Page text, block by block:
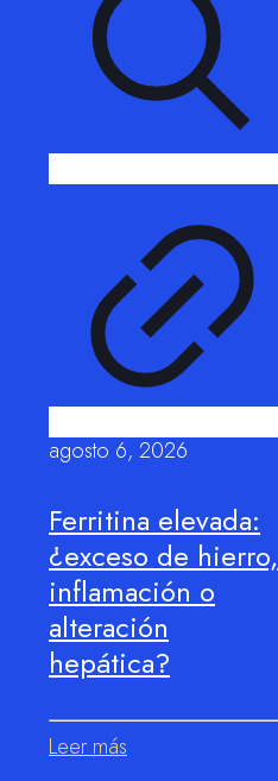
agosto 6, 2026
Ferritina elevada:
¿exceso de hierro,
inflamación o
alteración
hepática?
Leer más